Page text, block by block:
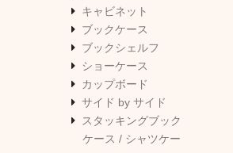
キャビネット
ブックケース
ブックシェルフ
ショーケース
カップボード
サイド by サイド
スタッキングブック
ケース / シャツケー